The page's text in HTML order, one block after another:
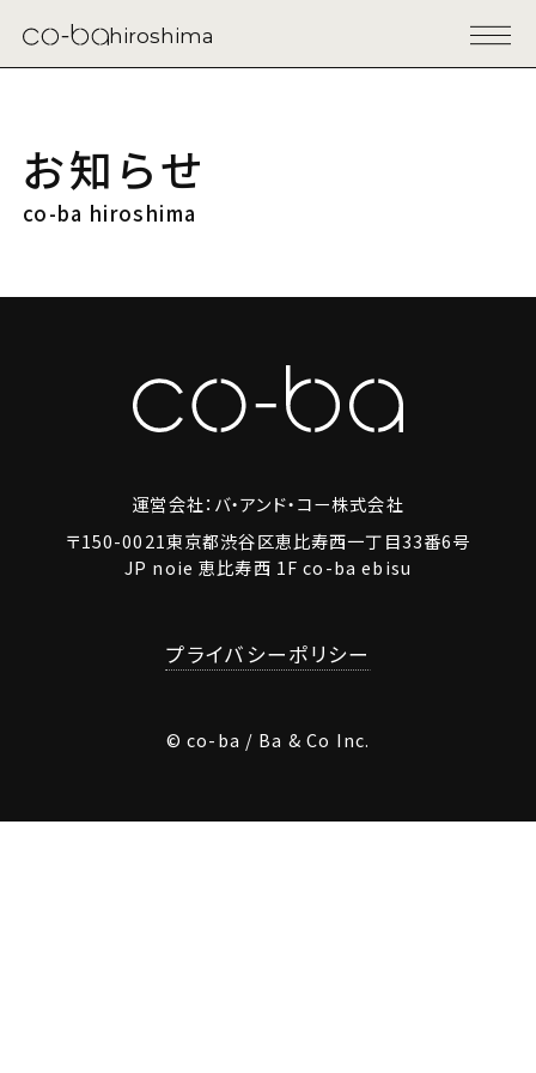
hiroshima
お知らせ
co-ba hiroshima
運営会社：バ・アンド・コー株式会社
〒150-0021東京都渋谷区恵比寿西一丁目33番6号
JP noie 恵比寿西 1F co-ba ebisu
プライバシーポリシー
© co-ba / Ba & Co Inc.